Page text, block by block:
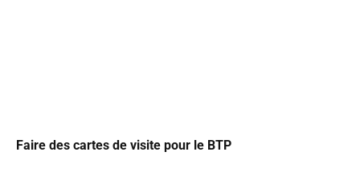
Faire des cartes de visite pour le BTP